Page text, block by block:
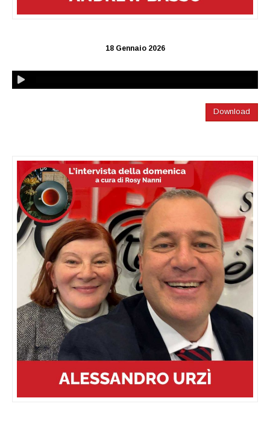
18 Gennaio 2026
Download